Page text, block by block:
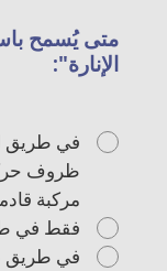
متى يُسمح
الإنارة":
في طريق
ظروف
مركبة
فقط في
في طريق